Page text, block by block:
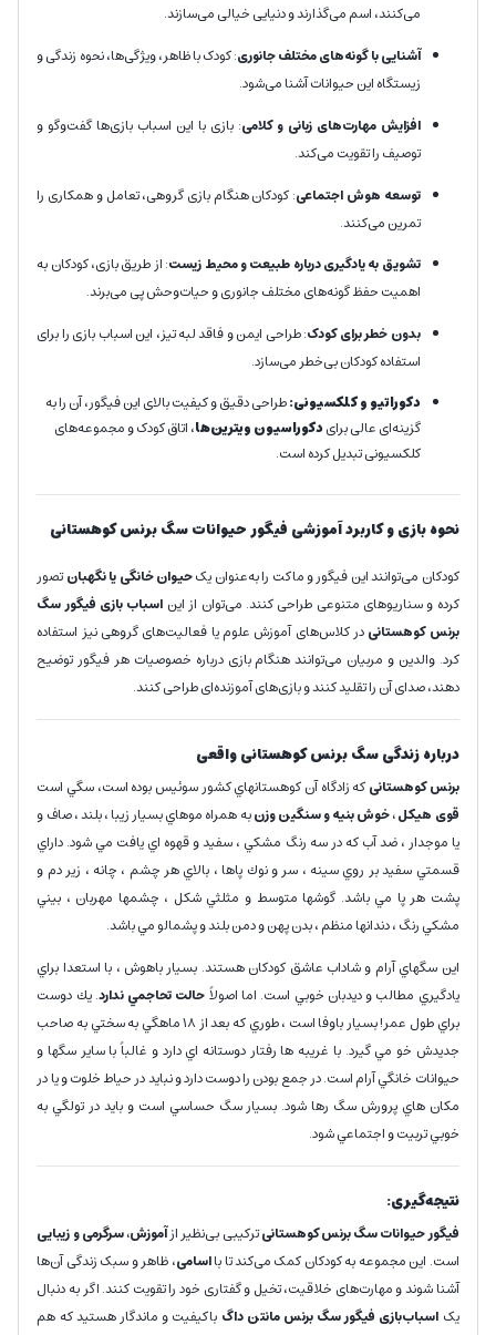
می‌کنند، اسم می‌گذارند و دنیایی خیالی می‌سازند.
آشنایی با گونه‌های مختلف جانوری: کودک با ظاهر، ویژگی‌ها، نحوه زندگی و
زیستگاه این حیوانات آشنا می‌شود.
افزایش مهارت‌های زبانی و کلامی: بازی با این اسباب بازی‌ها گفت‌وگو و
توصیف را تقویت می‌کند.
توسعه هوش اجتماعی: کودکان هنگام بازی گروهی، تعامل و همکاری را
تمرین می‌کنند.
تشویق به یادگیری درباره طبیعت و محیط زیست: از طریق بازی، کودکان به
اهمیت حفظ گونه‌های مختلف جانوری و حیات‌وحش پی می‌برند.
بدون خطر برای کودک: طراحی ایمن و فاقد لبه تیز، این اسباب بازی را برای
استفاده کودکان بی‌خطر می‌سازد.
دکوراتیو و کلکسیونی:طراحی دقیق و کیفیت بالای این فیگور، آن را به
گزینه‌ای عالی برایدکوراسیون ویترین‌ها، اتاق کودک و مجموعه‌های
کلکسیونی تبدیل کرده است.
نحوه بازی و کاربرد آموزشی فیگور حیوانات سگ برنس کوهستانی
کودکان می‌توانند این فیگور و ماکت را به‌عنوان یکحیوان خانگی یا نگهبانتصور
کرده و سناریوهای متنوعی طراحی کنند. می‌توان از این اسباب بازی فیگور سگ
برنس کوهستانیدر کلاس‌های آموزش علوم یا فعالیت‌های گروهی نیز استفاده
کرد. والدین و مربیان می‌توانند هنگام بازی درباره خصوصیات هر فیگور توضیح
دهند، صدای آن را تقلید کنند و بازی‌های آموزنده‌ای طراحی کنند.
درباره زندگی سگ برنس کوهستانی واقعی
برنس کوهستانیکه زادگاه آن كوهستانهاي كشور سوئيس بوده است، سگي است
قوی هيكل ، خوش بنيه و سنگين وزنبه همراه موهاي بسيار زيبا ، بلند ، صاف و
يا موجدار ، ضد آب كه در سه رنگ مشكي ، سفيد و قهوه اي يافت مي شود. داراي
قسمتي سفيد بر روي سينه ، سر و نوك پاها ، بالاي هر چشم ، چانه ، زير دم و
پشت هر پا مي باشد. گوشها متوسط و مثلثي شكل ، چشمها مهربان ، بيني
مشكي رنگ ، دندانها منظم ، بدن پهن و دمن بلند و پشمالو مي باشد.
اين سگهاي آرام و شاداب عاشق كودكان هستند. بسيار باهوش ،‌ با استعدا براي
يادگيري مطالب و ديدبان خوبي است. اما اصولاًحالت تحاجمي ندارد. يك دوست
براي طول عمر! بسيار باوفا است ، طوري كه بعد از 18 ماهگي به سختي به صاحب
جديدش خو مي گيرد. با غريبه ها رفتار دوستانه اي دارد و غالباً با ساير سگها و
حيوانات خانگي آرام است. در جمع بودن را دوست دارد و نبايد در حياط خلوت و يا در
مكان هاي پرورش سگ رها شود. بسيار سگ حساسي است و بايد در تولگي به
خوبي تربيت و اجتماعي شود.
نتیجه‌گیری:
فیگور حیوانات سگ برنس کوهستانیترکیبی بی‌نظیر ازآموزش، سرگرمی و زیبایی
است. این مجموعه به کودکان کمک می‌کند تا بااسامی، ظاهر و سبک زندگی آن‌ها
آشنا شوند و مهارت‌های خلاقیت، تخیل و گفتاری خود را تقویت کنند. اگر به دنبال
یک اسباب‌بازی فیگور سگ برنس مانتن داگ باکیفیت و ماندگار هستید که هم